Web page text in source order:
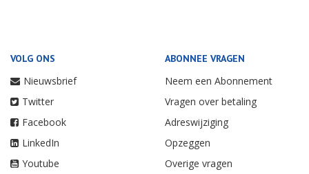
VOLG ONS
Nieuwsbrief
Twitter
Facebook
LinkedIn
Youtube
ABONNEE VRAGEN
Neem een Abonnement
Vragen over betaling
Adreswijziging
Opzeggen
Overige vragen